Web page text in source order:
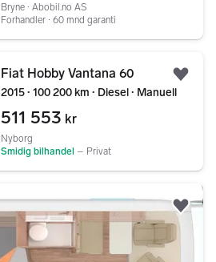
Bryne ∙ Abobil.no AS
Forhandler ∙ 60 mnd garanti
Fiat Hobby Vantana 60
2015 ∙ 100 200 km ∙ Diesel ∙ Manuell
511 553 kr
Nyborg
Smidig bilhandel – Privat